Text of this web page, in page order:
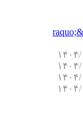
۰۷
۰۶
۰۴
۰۵/۰۱